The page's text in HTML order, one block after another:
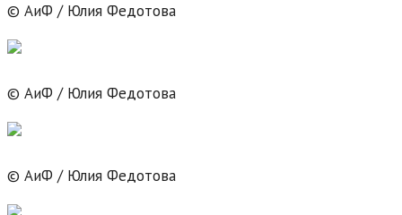
© АиФ / Юлия Федотова
© АиФ / Юлия Федотова
© АиФ / Юлия Федотова